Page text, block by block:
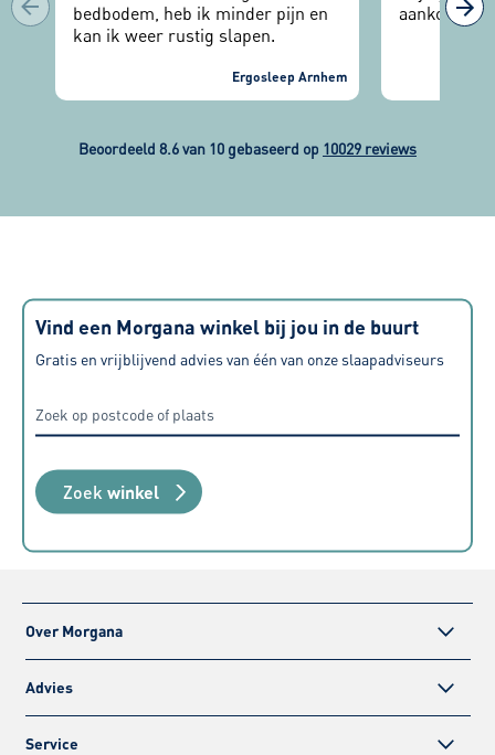
bedbodem, heb ik minder pijn en
kan ik weer rustig slapen.
Ergosleep Arnhem
aankoop.
Beoordeeld 8.6 van 10 gebaseerd op 10029 reviews
Vind een Morgana winkel bij jou in de buurt
Gratis en vrijblijvend advies van één van onze slaapadviseurs
Zoek winkel
Over Morgana
Advies
Service